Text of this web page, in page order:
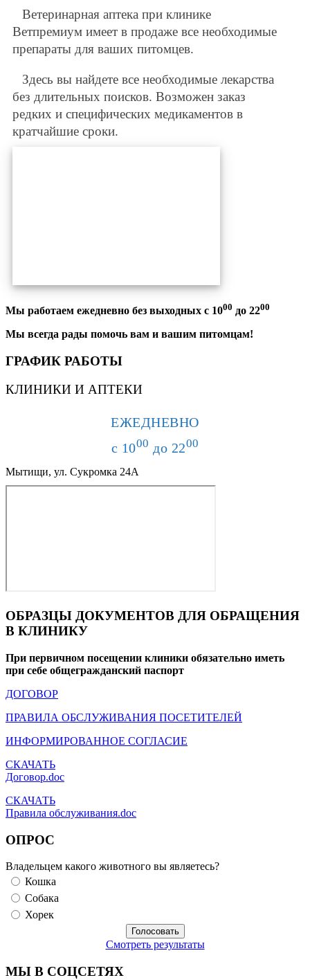
Ветеринарная аптека при клинике
Ветпремиум имеет в продаже все необходимые
препараты для ваших питомцев.
Здесь вы найдете все необходимые лекарства
без длительных поисков. Возможен заказ
редких и специфических медикаментов в
кратчайшие сроки.
Мы работаем ежедневно без выходных с 1000 до 2200
Мы всегда рады помочь вам и вашим питомцам!
ГРАФИК РАБОТЫ
КЛИНИКИ И АПТЕКИ
ЕЖЕДНЕВНО
с 1000 до 2200
Мытищи, ул. Сукромка 24А
ОБРАЗЦЫ ДОКУМЕНТОВ ДЛЯ ОБРАЩЕНИЯ
В КЛИНИКУ
При первичном посещении клиники обязательно иметь
при себе общегражданский паспорт
ДОГОВОР
ПРАВИЛА ОБСЛУЖИВАНИЯ ПОСЕТИТЕЛЕЙ
ИНФОРМИРОВАННОЕ СОГЛАСИЕ
СКАЧАТЬ
Договор.doc
СКАЧАТЬ
Правила обслуживания.doc
ОПРОС
Владельцем какого животного вы являетесь?
Кошка
Собака
Хорек
Смотреть результаты
МЫ В СОЦСЕТЯХ